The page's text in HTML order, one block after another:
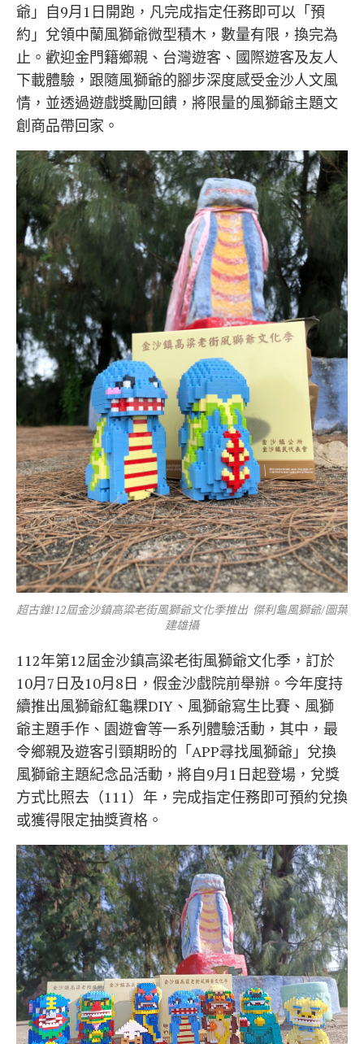
爺」自9月1日開跑，凡完成指定任務即可以「預
約」兌領中蘭風獅爺微型積木，數量有限，換完為
止。歡迎金門籍鄉親、台灣遊客、國際遊客及友人
下載體驗，跟隨風獅爺的腳步深度感受金沙人文風
情，並透過遊戲獎勵回饋，將限量的風獅爺主題文
創商品帶回家。
超古錐!12屆金沙鎮高粱老街風獅爺文化季推出 傑利龜風獅爺/圖葉
建雄攝
112年第12屆金沙鎮高粱老街風獅爺文化季，訂於
10月7日及10月8日，假金沙戲院前舉辦。今年度持
續推出風獅爺紅龜粿DIY、風獅爺寫生比賽、風獅
爺主題手作、園遊會等一系列體驗活動，其中，最
令鄉親及遊客引頸期盼的「APP尋找風獅爺」兌換
風獅爺主題紀念品活動，將自9月1日起登場，兌獎
方式比照去（111）年，完成指定任務即可預約兌換
或獲得限定抽獎資格。